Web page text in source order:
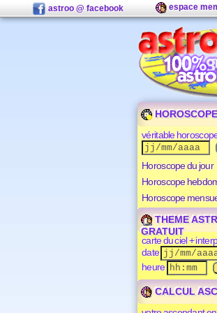
astroo @ facebook espace
véritable
Horoscope du jour
Horoscope
Horoscope
THEME
GRATUIT
carte du ciel +
date
heure
CALCUL